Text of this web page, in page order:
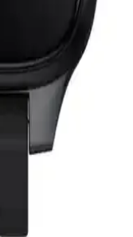
Slazenger ve
akıllı saatlerinin
detaylı şekilde
rehberlik sağlanıyor.
Çocuk Saatleri